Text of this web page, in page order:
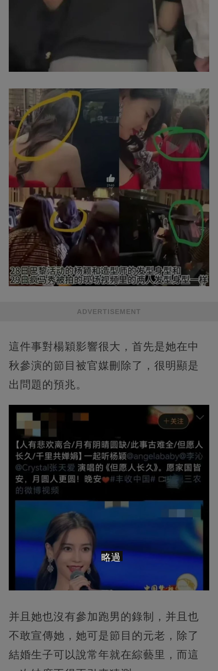
ADVERTISEMENT
這件事對楊穎影響很大，首先是她在中
秋參演的節目被官媒刪除了，很明顯是
出問題的預兆。
并且她也沒有參加跑男的錄制，并且也
不敢宣傳她，她可是節目的元老，除了
結婚生子可以說常年就在綜藝里，而這
略過